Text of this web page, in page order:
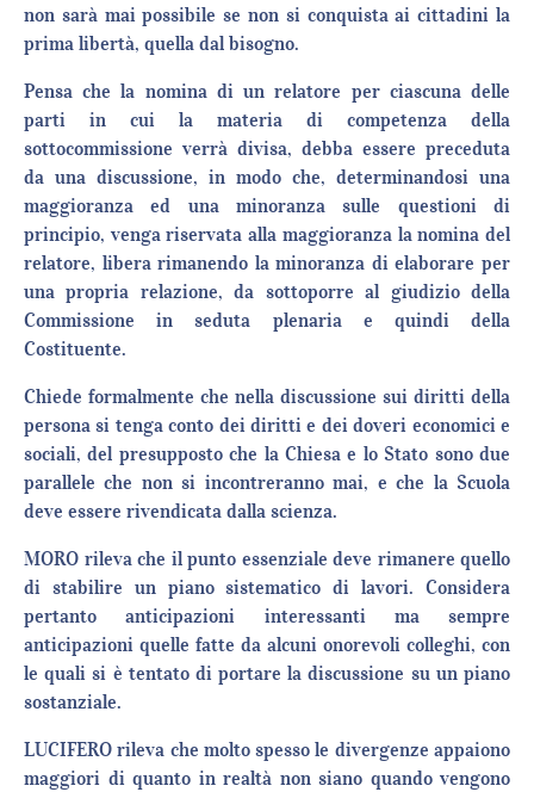
non sarà mai possibile se non si conquista ai cittadini la
prima libertà, quella dal bisogno.
Pensa che la nomina di un relatore per ciascuna delle
parti in cui la materia di competenza della
sottocommissione verrà divisa, debba essere preceduta
da una discussione, in modo che, determinandosi una
maggioranza ed una minoranza sulle questioni di
principio, venga riservata alla maggioranza la nomina del
relatore, libera rimanendo la minoranza di elaborare per
una propria relazione, da sottoporre al giudizio della
Commissione in seduta plenaria e quindi della
Costituente.
Chiede formalmente che nella discussione sui diritti della
persona si tenga conto dei diritti e dei doveri economici e
sociali, del presupposto che la Chiesa e lo Stato sono due
parallele che non si incontreranno mai, e che la Scuola
deve essere rivendicata dalla scienza.
MORO rileva che il punto essenziale deve rimanere quello
di stabilire un piano sistematico di lavori. Considera
pertanto anticipazioni interessanti ma sempre
anticipazioni quelle fatte da alcuni onorevoli colleghi, con
le quali si è tentato di portare la discussione su un piano
sostanziale.
LUCIFERO rileva che molto spesso le divergenze appaiono
maggiori di quanto in realtà non siano quando vengono